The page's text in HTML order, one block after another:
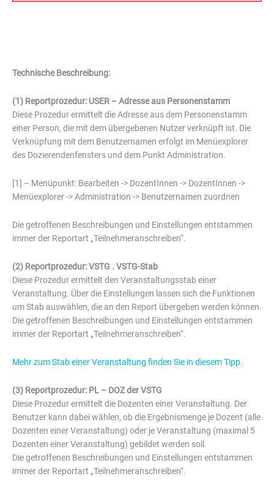
Technische Beschreibung:
(1) Reportprozedur: USER – Adresse aus Personenstamm
Diese Prozedur ermittelt die Adresse aus dem Personenstamm
einer Person, die mit dem übergebenen Nutzer verknüpft ist. Die
Verknüpfung mit dem Benutzernamen erfolgt im Menüexplorer
des Dozierendenfensters und dem Punkt Administration.
[1] – Menüpunkt: Bearbeiten -> DozentInnen -> DozentInnen ->
Menüexplorer -> Administration -> Benutzernamen zuordnen
Die getroffenen Beschreibungen und Einstellungen entstammen
immer der Reportart „Teilnehmeranschreiben“.
(2) Reportprozedur: VSTG . VSTG-Stab
Diese Prozedur ermittelt den Veranstaltungsstab einer
Veranstaltung. Über die Einstellungen lassen sich die Funktionen
um Stab auswählen, die an den Report übergeben werden können.
Die getroffenen Beschreibungen und Einstellungen entstammen
immer der Reportart „Teilnehmeranschreiben“.
Mehr zum Stab einer Veranstaltung finden Sie in diesem Tipp.
(3) Reportprozedur: PL – DOZ der VSTG
Diese Prozedur ermittelt die Dozenten einer Veranstaltung. Der
Benutzer kann dabei wählen, ob die Ergebnismenge je Dozent (alle
Dozenten einer Veranstaltung) oder je Veranstaltung (maximal 5
Dozenten einer Veranstaltung) gebildet werden soll.
Die getroffenen Beschreibungen und Einstellungen entstammen
immer der Reportart „Teilnehmeranschreiben“.